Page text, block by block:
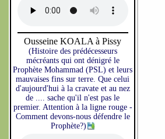
Ousseine KOALA à Pissy
(Histoire des prédécesseurs
mécréants qui ont dénigré le
Prophète Mohammad (PSL) et leurs
mauvaises fins sur terre. Que celui
d'aujourd'hui à la cravate et au nez
de .... sache qu'il n'est pas le
premier. Attention à la ligne rouge -
Comment devons-nous défendre le
Prophète?)